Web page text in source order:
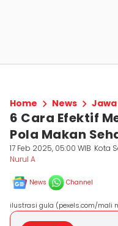
Home News
6 Cara Efektif
Pola Makan
17 Feb 2025, 05:00 WIB Kota
Nurul A
News Channel
ilustrasi gula (pexels.com/mali